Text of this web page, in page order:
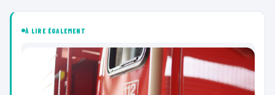
À LIRE ÉGALEMENT